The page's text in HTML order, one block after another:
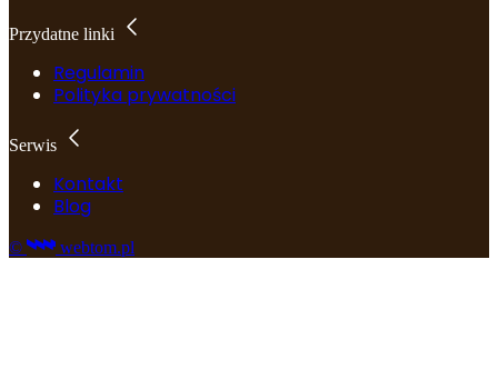
Przydatne linki
Regulamin
Polityka prywatności
Serwis
Kontakt
Blog
© webtom.pl